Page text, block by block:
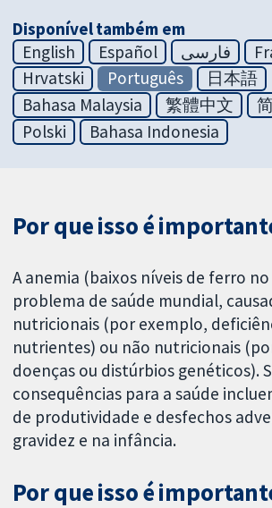
Disponível também em
English
Español فارسی
Hrvatski
Português
日本語
Bahasa Malaysia
繁體中文
Polski
Bahasa Indonesia
Por que isso é
A anemia (baixos níveis de ferro
problema de saúde mundial,
nutricionais (por exemplo,
nutrientes) ou não nutricionais
doenças ou distúrbios genéticos).
consequências para a saúde
de produtividade e desfechos
gravidez e na infância.
Por que isso é